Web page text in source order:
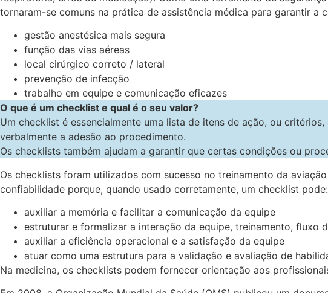
tornaram-se comuns na prática de assistência médica para garantir
gestão anestésica mais segura
função das vias aéreas
local cirúrgico correto / lateral
prevenção de infecção
trabalho em equipe e comunicação eficazes
O que é um checklist e qual é o seu valor?
Um checklist é essencialmente uma lista de itens de ação, ou
verbalmente a adesão ao procedimento.
Os checklists também ajudam a garantir que certas condições ou
Os checklists foram utilizados com sucesso no treinamento da
confiabilidade porque, quando usado corretamente, um checklist pode:
auxiliar a memória e facilitar a comunicação da equipe
estruturar e formalizar a interação da equipe, treinamento, fluxo
auxiliar a eficiência operacional e a satisfação da equipe
atuar como uma estrutura para a validação e avaliação de
Na medicina, os checklists podem fornecer orientação aos